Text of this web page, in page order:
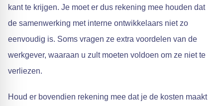
kant te krijgen. Je moet er dus rekening mee houden dat
de samenwerking met interne ontwikkelaars niet zo
eenvoudig is. Soms vragen ze extra voordelen van de
werkgever, waaraan u zult moeten voldoen om ze niet te
verliezen.
Houd er bovendien rekening mee dat je de kosten maakt